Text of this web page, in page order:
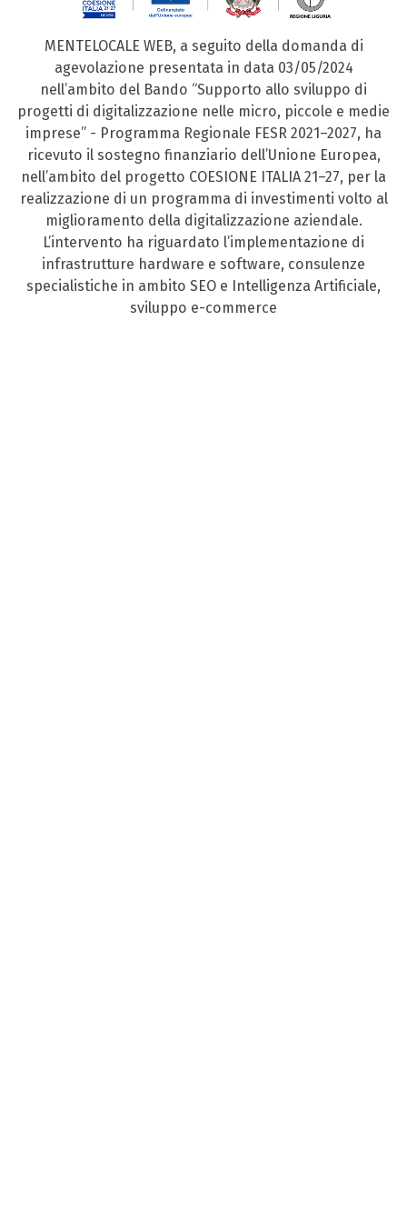
MENTELOCALE WEB, a seguito della domanda di
agevolazione presentata in data 03/05/2024
nell’ambito del Bando “Supporto allo sviluppo di
progetti di digitalizzazione nelle micro, piccole e medie
imprese” - Programma Regionale FESR 2021–2027, ha
ricevuto il sostegno finanziario dell’Unione Europea,
nell’ambito del progetto COESIONE ITALIA 21–27, per la
realizzazione di un programma di investimenti volto al
miglioramento della digitalizzazione aziendale.
L’intervento ha riguardato l’implementazione di
infrastrutture hardware e software, consulenze
specialistiche in ambito SEO e Intelligenza Artificiale,
sviluppo e-commerce